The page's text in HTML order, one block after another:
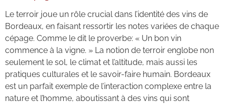
Le terroir joue un rôle crucial dans l’identité des vins de
Bordeaux, en faisant ressortir les notes variées de chaque
cépage. Comme le dit le proverbe: « Un bon vin
commence à la vigne. » La notion de terroir englobe non
seulement le sol, le climat et l’altitude, mais aussi les
pratiques culturales et le savoir-faire humain. Bordeaux
est un parfait exemple de l’interaction complexe entre la
nature et l’homme, aboutissant à des vins qui sont